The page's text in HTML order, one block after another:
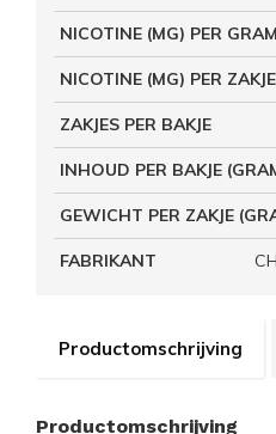
Productomschrijving
Productomschrijving
NICOTINE (MG) PER GRAM
NICOTINE (MG) PER ZAKJE
ZAKJES PER BAKJE
INHOUD PER BAKJE
GEWICHT PER ZAKJE
FABRIKANT